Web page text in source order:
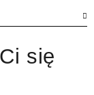
się